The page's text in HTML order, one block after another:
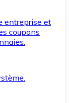
entreprise et
coupons